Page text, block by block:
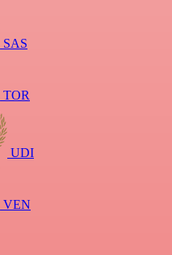
SAS
TOR
UDI
VEN